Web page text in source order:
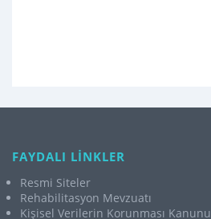
FAYDALI LİNKLER
Resmi Siteler
Rehabilitasyon Mevzuatı
Kişisel Verilerin Korunması Kanunu